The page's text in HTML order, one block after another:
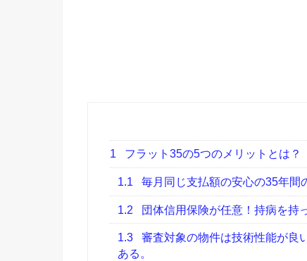
1 フラット35の5つのメリットとは？
1.1 毎月同じ支払額の安心の35年間
1.2 団体信用保険が任意！持病を持
1.3
審査対象の物件は技術性能が良
ある。